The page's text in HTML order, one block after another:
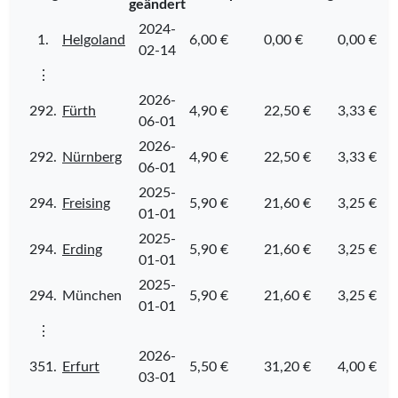
geändert
1. Helgoland
2024-
02-14
6,00 € 0,00 € 0,00 €
⋮
292. Fürth
2026-
06-01
4,90 € 22,50 € 3,33 €
292. Nürnberg
2026-
06-01
4,90 € 22,50 € 3,33 €
294. Freising
2025-
01-01
5,90 € 21,60 € 3,25 €
294. Erding
2025-
01-01
5,90 € 21,60 € 3,25 €
294. München
2025-
01-01
5,90 € 21,60 € 3,25 €
⋮
351. Erfurt
2026-
03-01
5,50 € 31,20 € 4,00 €